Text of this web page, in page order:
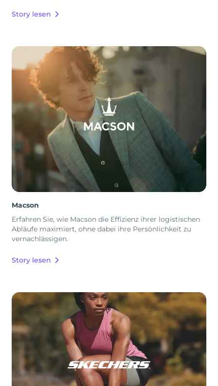
Story lesen
Macson
Erfahren Sie, wie Macson die Effizienz ihrer logistischen
Abläufe maximiert, ohne dabei ihre Persönlichkeit zu
vernachlässigen.
Story lesen